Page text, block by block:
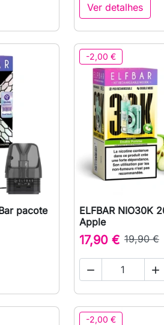
Ver detalhes
pacote
-2,00 €
 Vista
ELFBAR NIO30K
Apple
17,90 € 19,90 €
 
-2,00 €